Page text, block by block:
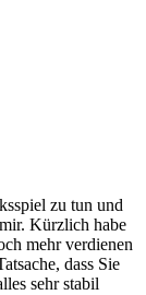
zu tun und
Kürzlich habe
mehr verdienen
dass Sie
sehr stabil